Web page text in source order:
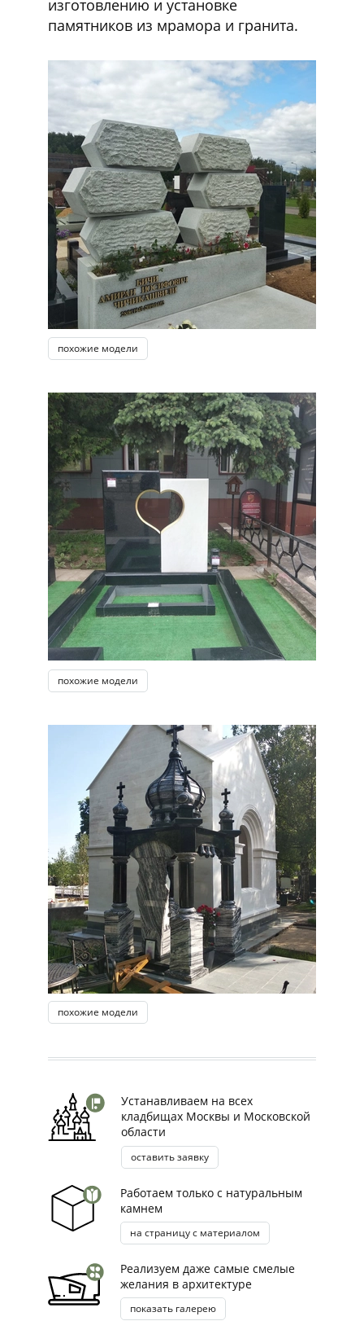
изготовлению и установке
памятников из мрамора и гранита.
похожие модели
похожие модели
похожие модели
Устанавливаем на всех
кладбищах Москвы и Московской
области
оставить заявку
Работаем только с натуральным
камнем
на страницу с материалом
Реализуем даже самые смелые
желания в архитектуре
показать галерею